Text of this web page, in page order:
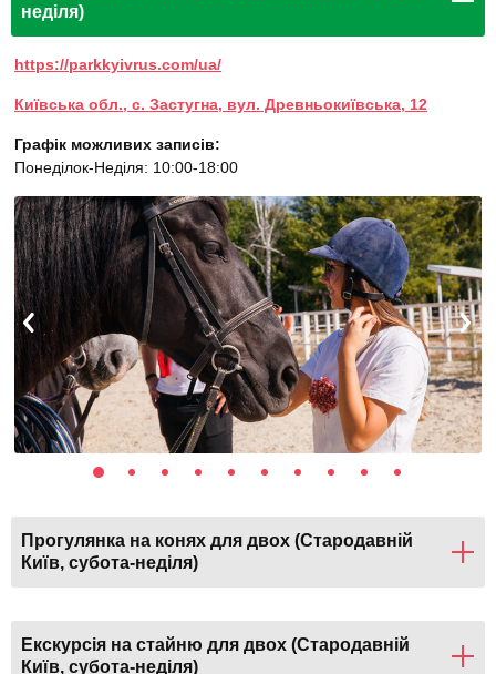
неділя)
https://parkkyivrus.com/ua/
Київська обл., с. Застугна, вул. Древньокиївська, 12
Графік можливих записів:
Понеділок-Неділя: 10:00-18:00
Прогулянка на конях для двох (Стародавній
Київ, субота-неділя)
Екскурсія на стайню для двох (Стародавній
Київ, субота-неділя)